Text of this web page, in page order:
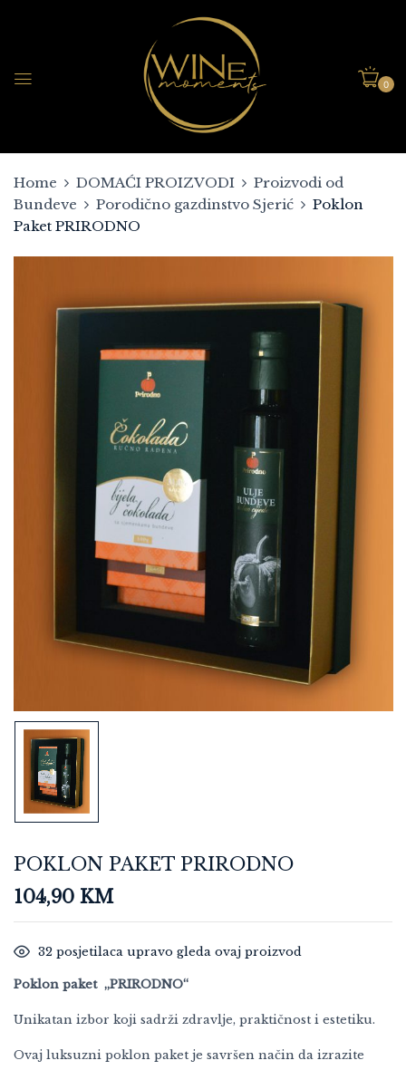
0
Home DOMAĆI PROIZVODI
Proizvodi od
Bundeve
Porodično gazdinstvo Sjerić
Poklon
Paket PRIRODNO
POKLON PAKET PRIRODNO
104,90 KM
32 posjetilaca upravo gleda ovaj proizvod
Poklon paket „PRIRODNO“
Unikatan izbor koji sadrži zdravlje, praktičnost i estetiku.
Ovaj luksuzni poklon paket je savršen način da izrazite